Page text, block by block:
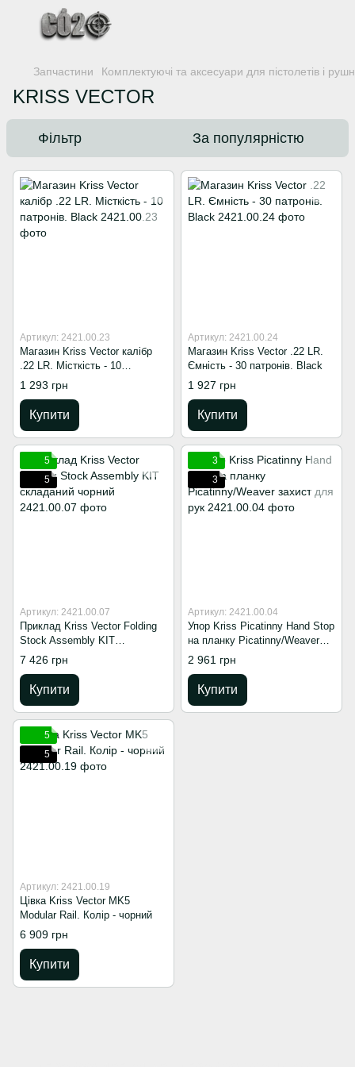
Запчастини Комплектуючі та аксесуари для пістолетів і
KRISS VECTOR
Фільтр За популярністю
Артикул: 2421.00.23
Магазин Kriss Vector калібр
.22 LR. Місткість - 10
патронів. Black
1 293 грн
Купити
Артикул: 2421.00.24
Магазин Kriss Vector .22 LR.
Ємність - 30 патронів. Black
1 927 грн
Купити
5
5
Артикул: 2421.00.07
Приклад Kriss Vector Folding
Stock Assembly KIT
складаний чорний
7 426 грн
Купити
3
3
Артикул: 2421.00.04
Упор Kriss Picatinny Hand Stop
на планку Picatinny/Weaver
захист для рук
2 961 грн
Купити
5
5
Артикул: 2421.00.19
Цівка Kriss Vector MK5
Modular Rail. Колір - чорний
6 909 грн
Купити